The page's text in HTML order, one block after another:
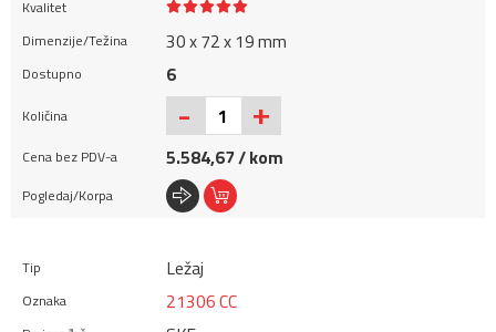
30 x 72 x 19 mm
6
- +
5.584,67 / kom
Ležaj
21306 CC